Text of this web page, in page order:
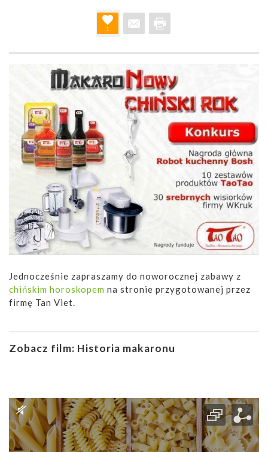
1
Jednocześnie zapraszamy do noworocznej zabawy z
chińskim horoskopem na stronie przygotowanej przez
firmę Tan Viet.
Zobacz film: Historia makaronu